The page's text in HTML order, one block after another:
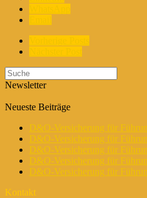
Newsletter
Neueste Beiträge
D&O-Versicherung für
D&O-Versicherung für
D&O-Versicherung für
D&O-Versicherung für
D&O-Versicherung für
Kontakt